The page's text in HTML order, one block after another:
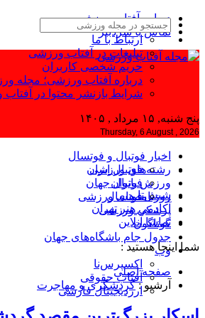
درباره آفتاب ورزشی
تماس با سردبیر
ارتباط با ما
تبلیغات در آفتاب ورزشی
حریم شخصی کاربران
درباره آفتاب ورزشی؛ مجله
شرایط بازنشر محتوا در
پنج شنبه, ۱۵ مرداد , ۱۴۰۵
Thursday, 6 August , 2026
اخبار فوتبال و فوتسال
فوتبال ایران
فوتبال جهان
فوتسال
رشته‌های ورزشی
ورزش بانوان
روزنامه‌های ورزشی
پزشکی ورزشی
گوناگون
جدول جام باشگاه‌های جهان
وب
اکسپرس‌نا
آفتاب حقوقی
ارزدیجیتال فارسی
شیش‌تا
آکادمی هنر تهران
تماشا آنلاین
شما اینجا هستید :
صفحه اصلی
آرشیو :گردشگری و مهاجرت